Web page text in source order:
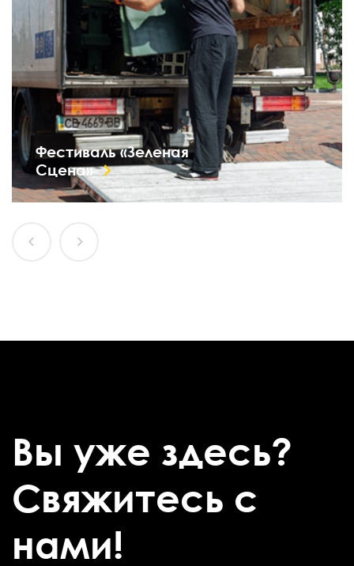
Фестиваль «Зеленая
Сцена»
Вы уже здесь?
Свяжитесь с
нами!